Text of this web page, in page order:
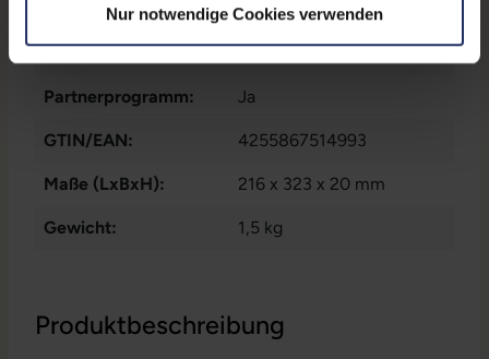
Nur notwendige Cookies verwenden
Produktbeschreibung
SD-Kartenleser, 1x USB 3
3 Typ A
Tastaturlayout:
Deutsch (QWERTZ) ohne
Ziffernblock
Partnerprogramm: Ja
GTIN/EAN: 4255867514993
Maße (LxBxH): 216 x 323 x 20 mm
Gewicht: 1,5 kg